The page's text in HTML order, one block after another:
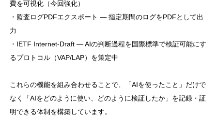
費を可視化（今回強化）
・監査ログPDFエクスポート — 指定期間のログをPDFとして出
力
・IETF Internet-Draft — AIの判断過程を国際標準で検証可能にす
るプロトコル（VAP/LAP）を策定中
これらの機能を組み合わせることで、「AIを使ったこと」だけで
なく「AIをどのように使い、どのように検証したか」を記録・証
明できる体制を構築しています。